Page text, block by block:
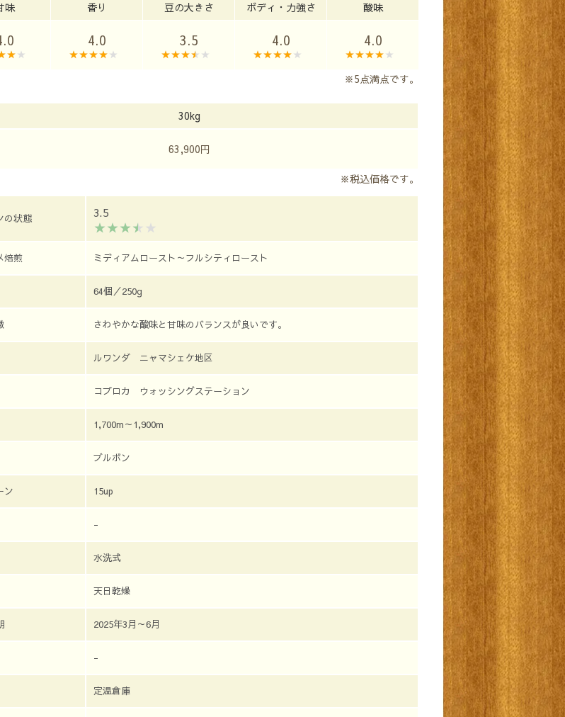
味 香り 豆の大きさ ボディ・力強さ 酸味
※5点満点です。
4.0 3.5 4.0 4.0
30kg
※税込価格です。
63,900円
の状態 3.5
焙煎 ミディアムロースト～フルシティロースト
64個／250g
さわやかな酸味と甘味のバランスが良いです。
ルワンダ ニャマシェケ地区
コプロカ ウォッシングステーション
1,700m～1,900m
ブルボン
ン 15up
-
水洗式
天日乾燥
2025年3月～6月
-
定温倉庫